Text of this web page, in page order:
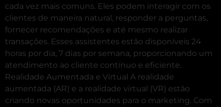
cada vez mais comuns. Eles podem interagir com os
clientes de maneira natural, responder a perguntas,
fornecer recomendações e até mesmo realizar
transações. Esses assistentes estão disponíveis 24
horas por dia, 7 dias por semana, proporcionando um
atendimento ao cliente contínuo e eficiente.
Realidade Aumentada e Virtual A realidade
aumentada (AR) e a realidade virtual (VR) estão
criando novas oportunidades para o marketing. Com